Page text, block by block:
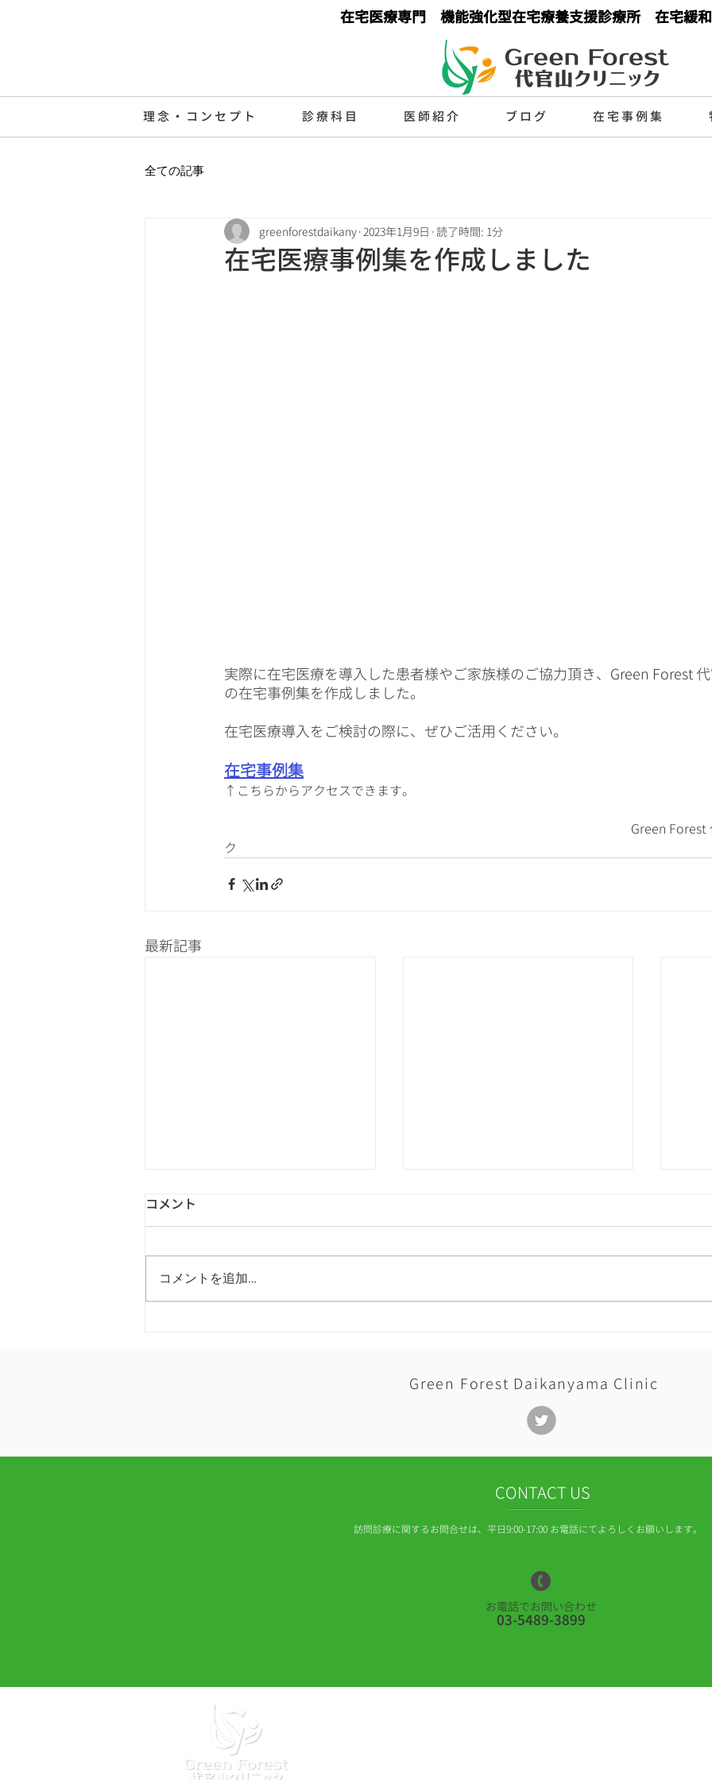
在宅医療専門 機能強化型在宅療養支援診療所 在宅緩
理念・コンセプト 診療科目 医師紹介 ブログ 在宅事例集
全ての記事
在宅医療事例集を作成しました
greenforestdaikany 2023年1月9日 読了時間: 1分
実際に在宅医療を導入した患者様やご家族様のご協力頂き、Green Forest
の在宅事例集を作成しました。
在宅医療導入をご検討の際に、ぜひご活用ください。
在宅事例集
↑こちらからアクセスできます。
Green Forest 代官山ク
ク
最新記事
コメント
コメントを追加…
Green Forest Daikanyama Clinic
CONTACT US
​訪問診療に関するお問合せは、平日9:00-17:00 お電話にてよろしくお願いします。
お電話でお問い合わせ
03-5489-3899